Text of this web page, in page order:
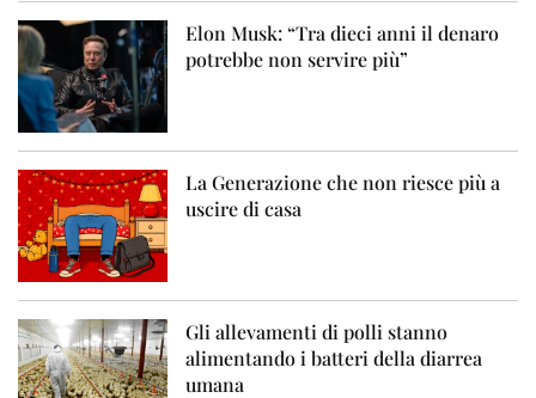
Elon Musk: “Tra dieci anni il denaro
potrebbe non servire più”
La Generazione che non riesce più a
uscire di casa
Gli allevamenti di polli stanno
alimentando i batteri della diarrea
umana